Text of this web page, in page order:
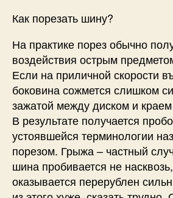
Как порезать шину?
На практике порез обычно
воздействия острым
Если на приличной скорости
боковина сожмется слишком
зажатой между диском и
В результате получается
устоявшейся терминологии
порезом. Грыжа – частный
шина пробивается не
оказывается перерублен